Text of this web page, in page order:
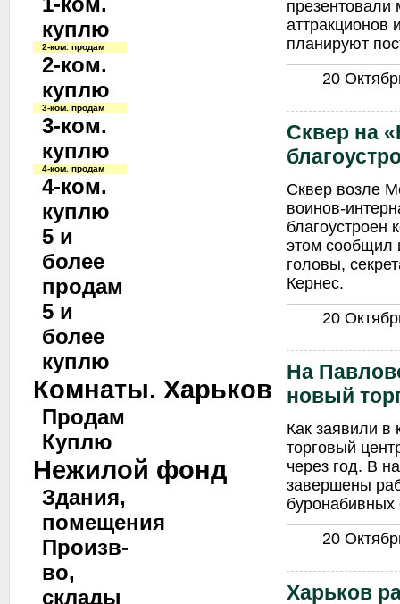
куплю
2-ком. продам
2-ком.
куплю
3-ком. продам
3-ком.
куплю
4-ком. продам
4-ком.
куплю
5 и
более
продам
5 и
более
куплю
Комнаты. Харьков
Продам
Куплю
Нежилой фонд
Здания,
помещения
Произв-
во,
склады
презентовали
аттракционов
планируют
20
Сквер на
Сквер возле
воинов-
благоустроен
этом сообщил
головы,
Кернес.
20
На
новый
Как заявили в
торговый
через год. В
завершены
20
Харьков